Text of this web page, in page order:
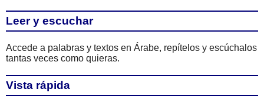
Leer y escuchar
Accede a palabras y textos en Árabe, repítelos y escúchalos
tantas veces como quieras.
Vista rápida